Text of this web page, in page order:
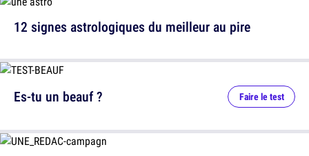
12 signes astrologiques du meilleur au pire
Es-tu un beauf ? Faire le test